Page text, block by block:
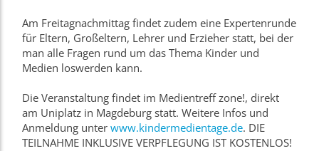
Am Freitagnachmittag findet zudem eine Expertenrunde
für Eltern, Großeltern, Lehrer und Erzieher statt, bei der
man alle Fragen rund um das Thema Kinder und
Medien loswerden kann.
Die Veranstaltung findet im Medientreff zone!, direkt
am Uniplatz in Magdeburg statt. Weitere Infos und
Anmeldung unter www.kindermedientage.de. DIE
TEILNAHME INKLUSIVE VERPFLEGUNG IST KOSTENLOS!